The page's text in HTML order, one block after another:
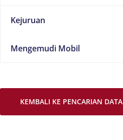
Kejuruan
Mengemudi Mobil
KEMBALI KE PENCARIAN DATA